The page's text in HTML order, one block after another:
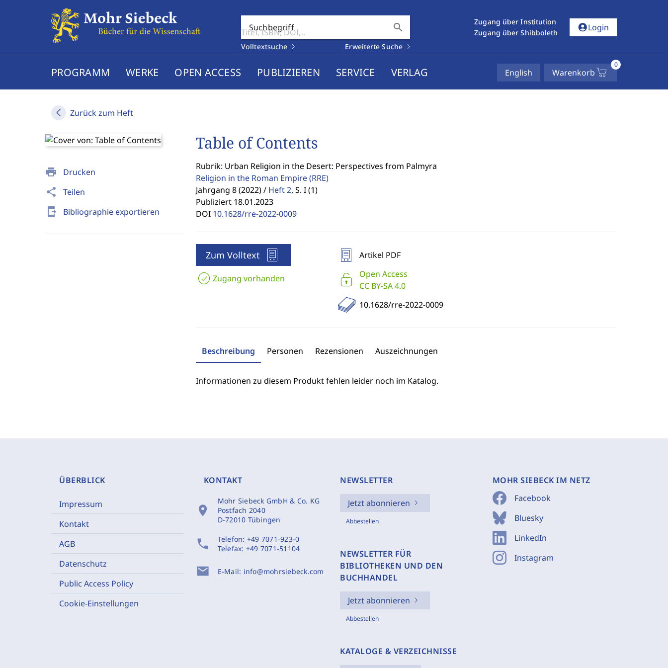
Suchbegriff search
Volltextsuche Erweiterte Suche
Zugang über Institution
Zugang über Shibboleth
account_circleLogin
PROGRAMM WERKE OPEN ACCESS PUBLIZIEREN SERVICE VERLAG English Warenkorb
0
Zurück zum Heft
print Drucken
share Teilen
send_to_mobile Bibliographie exportieren
Table of Contents
Rubrik: Urban Religion in the Desert: Perspectives from Palmyra
Religion in the Roman Empire(RRE)
Jahrgang 8 (2022) / Heft 2, S. I (1)
Publiziert 18.01.2023
DOI 10.1628/rre-2022-0009
Zum Volltext
Zugang vorhanden
Artikel PDF
Open Access
CC BY-SA 4.0
10.1628/rre-2022-0009
Beschreibung Personen Rezensionen Auszeichnungen
Informationen zu diesem Produkt fehlen leider noch im Katalog.
ÜBERBLICK
Impressum
Kontakt
AGB
Datenschutz
Public Access Policy
Cookie-Einstellungen
KONTAKT
location_on
Mohr Siebeck GmbH & Co. KG
Postfach 2040
D-72010 Tübingen
phone Telefon: +49 7071-923-0
Telefax: +49 7071-51104
mail E-Mail: info@mohrsiebeck.com
NEWSLETTER
Jetzt abonnieren
Abbestellen
NEWSLETTER FÜR
BIBLIOTHEKEN UND DEN
BUCHHANDEL
Jetzt abonnieren
Abbestellen
KATALOGE & VERZEICHNISSE
MOHR SIEBECK IM NETZ
Facebook
Bluesky
LinkedIn
Instagram